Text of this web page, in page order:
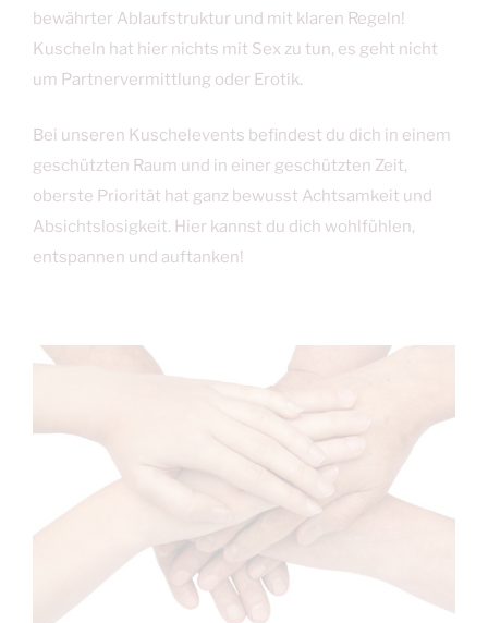
bewährter Ablaufstruktur und mit klaren Regeln!
Kuscheln hat hier nichts mit Sex zu tun, es geht nicht
um Partnervermittlung oder Erotik.
Bei unseren Kuschelevents befindest du dich in einem
geschützten Raum und in einer geschützten Zeit,
oberste Priorität hat ganz bewusst Achtsamkeit und
Absichtslosigkeit. Hier kannst du dich wohlfühlen,
entspannen und auftanken!